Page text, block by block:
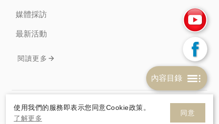
媒體採訪
最新活動
閱讀更多
免責聲明 隱私權條款 Cookie政策
內容目錄
使用我們的服務即表示您同意Cookie政策。
了解更多
同意